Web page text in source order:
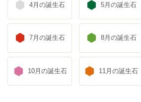
4月の誕生石 5月の誕生石
7月の誕生石 8月の誕生石
10月の誕生石 11月の誕生石